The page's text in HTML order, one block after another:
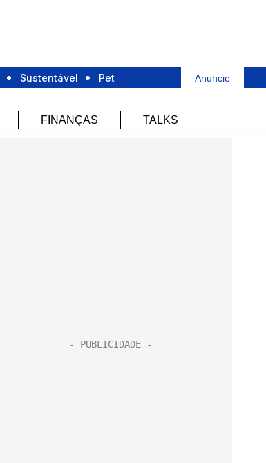
Sustentável Pet Anuncie
FINANÇAS TALKS